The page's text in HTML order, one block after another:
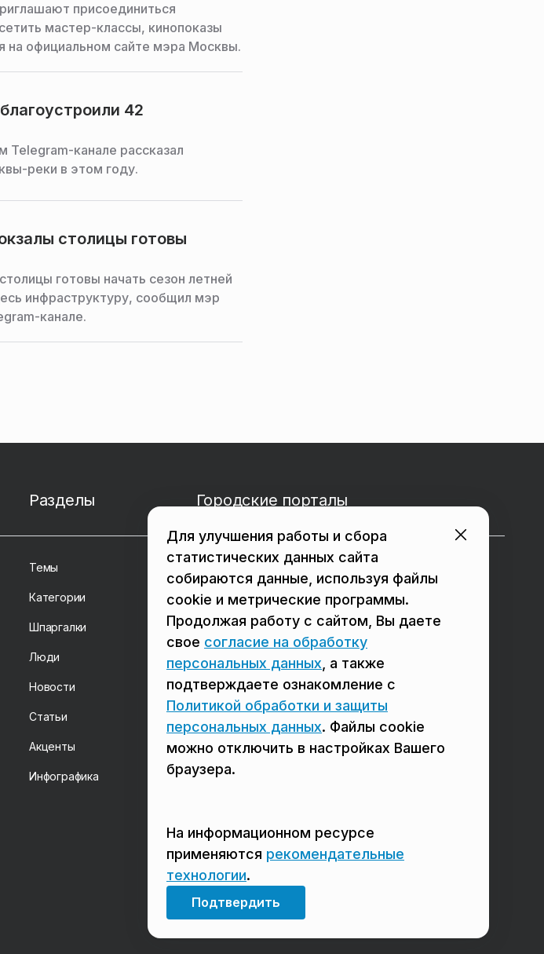
присоединиться
мастер-классы, кинопоказы
на официальном сайте мэра Москвы.
42
канале рассказал
реки в этом году.
столицы готовы
готовы начать сезон летней
инфраструктуру, сообщил мэр
канале.
Разделы
Темы
Категории
Шпаргалки
Люди
Новости
Статьи
Акценты
Инфографика
Городские порталы
в Реутове в Балашихе
в Сергиевом Посаде в Люберцах
в Домодедово в Щёлково
Мы в соцсетях
Для улучшения работы и сбора
статистических данных сайта
собираются данные, используя файлы
cookie и метрические программы.
Продолжая работу с сайтом, Вы даете
свое согласие на обработку
персональных данных , а также
подтверждаете ознакомление с
Политикой обработки и защиты
персональных данных. Файлы cookie
можно отключить в настройках Вашего
браузера.
На информационном ресурсе
применяются рекомендательные
технологии.
Подтвердить